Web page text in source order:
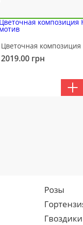
2019.00 грн
Розы
Гвоздики